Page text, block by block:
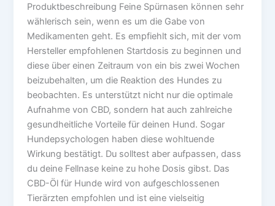
Produktbeschreibung Feine Spürnasen können sehr
wählerisch sein, wenn es um die Gabe von
Medikamenten geht. Es empfiehlt sich, mit der vom
Hersteller empfohlenen Startdosis zu beginnen und
diese über einen Zeitraum von ein bis zwei Wochen
beizubehalten, um die Reaktion des Hundes zu
beobachten. Es unterstützt nicht nur die optimale
Aufnahme von CBD, sondern hat auch zahlreiche
gesundheitliche Vorteile für deinen Hund. Sogar
Hundepsychologen haben diese wohltuende
Wirkung bestätigt. Du solltest aber aufpassen, dass
du deine Fellnase keine zu hohe Dosis gibst. Das
CBD-Öl für Hunde wird von aufgeschlossenen
Tierärzten empfohlen und ist eine vielseitig